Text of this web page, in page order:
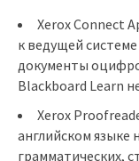
Xerox Connect
к ведущей
документы
Blackboard Learn
Xerox
английском языке
грамматических,